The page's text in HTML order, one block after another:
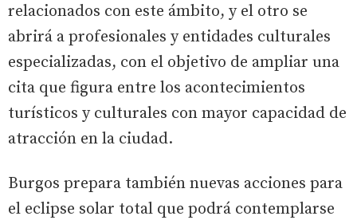
relacionados con este ámbito, y el otro se
abrirá a profesionales y entidades culturales
especializadas, con el objetivo de ampliar una
cita que figura entre los acontecimientos
turísticos y culturales con mayor capacidad de
atracción en la ciudad.
Burgos prepara también nuevas acciones para
el eclipse solar total que podrá contemplarse